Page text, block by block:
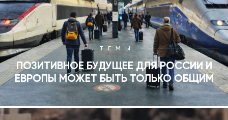
ТЕМЫ
ПОЗИТИВНОЕ БУДУЩЕЕ ДЛЯ РОССИИ И
ЕВРОПЫ МОЖЕТ БЫТЬ ТОЛЬКО ОБЩИМ